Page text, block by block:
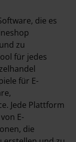
die es
zu
für jedes
für E-
Jede Plattform
E-
die